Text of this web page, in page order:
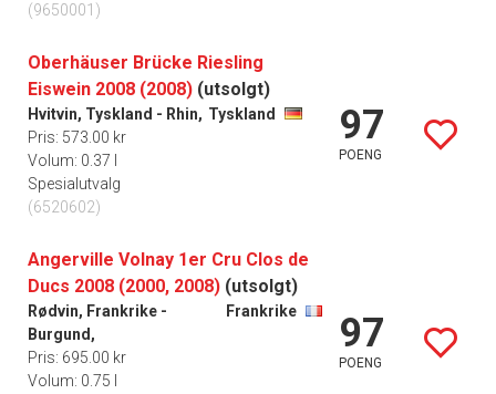
(9650001)
Oberhäuser Brücke Riesling
Eiswein 2008 (2008) (utsolgt)
Hvitvin, Tyskland - Rhin, Tyskland
Pris: 573.00 kr
Volum: 0.37 l
Spesialutvalg
(6520602)
97
POENG
Angerville Volnay 1er Cru Clos de
Ducs 2008 (2000, 2008) (utsolgt)
Rødvin, Frankrike -
Burgund,
Frankrike
Pris: 695.00 kr
Volum: 0.75 l
97
POENG